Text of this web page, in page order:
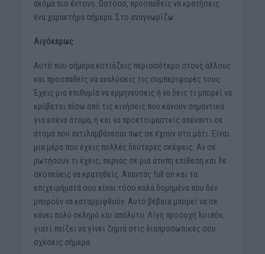
ακόμα πιο έντονο. Ωστόσο, προσπαθείς να κρατήσεις
ένα χαρακτήρα σήμερα. Στο αναγνωρίζω.
Αιγόκερως
Αυτό που σήμερα εστιάζεις περισσότερο στους άλλους
και προσπαθείς να αναλύσεις τις συμπεριφορές τους.
Έχεις μια επιθυμία να ερμηνεύσεις ή να δεις τι μπορεί να
κρύβεται πίσω από τις κινήσεις που κάνουν σημαντικά
για εσένα άτομα, ή και να προετοιμαστείς απέναντι σε
άτομα που αντιλαμβάνεσαι πως σε έχουν στο μάτι. Είναι
μια μέρα που έχεις πολλές δεύτερες σκέψεις. Αν σε
ρωτήσουν τι έχεις, περνάς σε μια άτυπη επίθεση και δε
σκοπεύεις να κρατηθείς. Απαντάς full on και τα
επιχειρήματά σου είναι τόσο καλά δομημένα που δεν
μπορούν να καταρριφθούν. Αυτό βέβαια μπορεί να σε
κάνει πολύ σκληρό και απόλυτο. Λίγη προσοχή λοιπόν,
γιατί παίζει να γίνει ζημιά στις διαπροσωπικές σου
σχέσεις σήμερα.